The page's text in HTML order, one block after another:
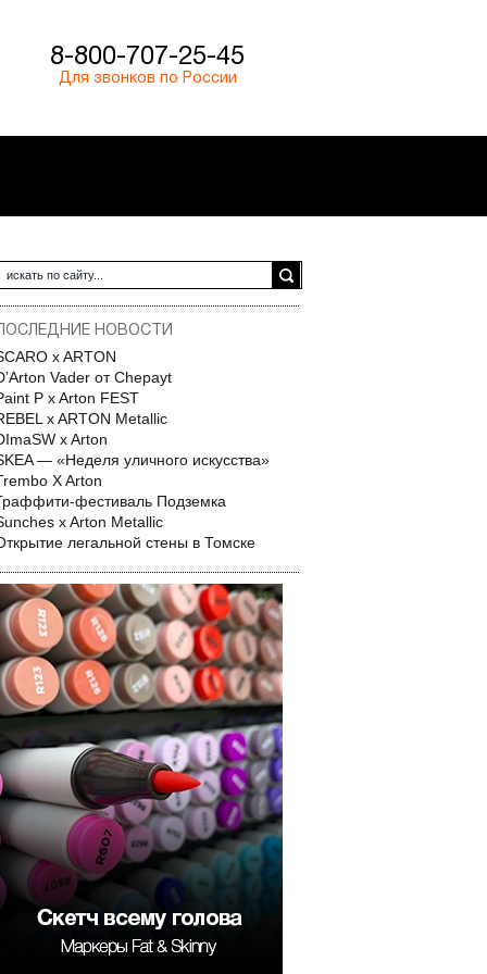
8-800-707-25-45
Для звонков по России
НОВОСТИ
x ARTON
Vader от Chepayt
P x Arton FEST
x ARTON Metallic
x Arton
— «Неделя уличного искусства»
X Arton
фестиваль Подземка
x Arton Metallic
легальной стены в Томске